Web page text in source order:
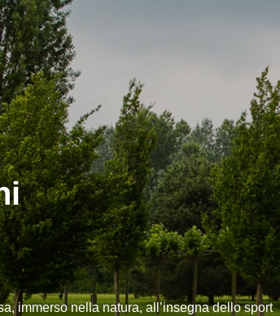
immerso nella natura, all’insegna dello sport